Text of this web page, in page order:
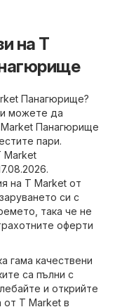
на T
Панагюрище?
можете да
Панагюрище
пари.
Market
на T Market от
си с
така че не
оферти
гама качествени
са пълни с
и открийте
от T Market в